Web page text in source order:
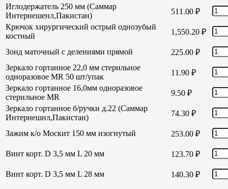
Иглодержатель 250 мм (Саммар
Интернешенл,Пакистан)
511.00 ₽
Крючок хирургический острый однозубый
костный
1,550.20 ₽
Зонд маточный с делениями прямой 225.00 ₽
Зеркало гортанное 22,0 мм стерильное
одноразовое MR 50 шт/упак
11.90 ₽
Зеркало гортанное 16,0мм одноразовое
стерильное MR
9.50 ₽
Зеркало гортанное б/ручки д.22 (Саммар
Интернешнл,Пакистан)
74.30 ₽
Зажим к/о Москит 150 мм изогнутый 253.00 ₽
Винт корт. D 3,5 мм L 20 мм 123.70 ₽
Винт корт. D 3,5 мм L 28 мм 140.30 ₽